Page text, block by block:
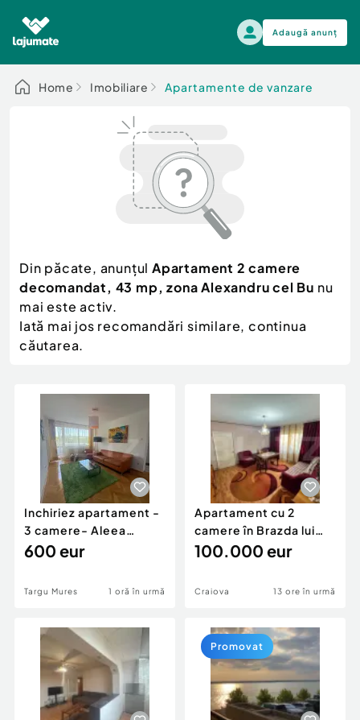
Adaugă anunț
Alege categoria
Auto, moto si ambarcatiuni
Electronice si electrocasnice
Mama si copilul
Moda si frumusete
Sport, timp liber, arta
Agro si Industrie
Animale de companie
Afaceri și echipamente profesionale
Inchiriere Bunuri si Vehicule
Auto, moto si ambarcatiuni
Scutere - ATV - UTV
Autoutilitare
Ambarcatiuni
Camioane - Rulote - Remorci
Motociclete
Piese auto si accesorii
Dacia Duster
Home Imobiliare Apartamente de vanzare
Din păcate, anunțul Apartament 2 camere
decomandat, 43 mp, zona Alexandru cel Bu nu
mai este activ.
Iată mai jos recomandări similare, continua
căutarea.
Inchiriez apartament -
3 camere- Aleea
Carpati
600 eur
Targu Mures 1 oră în urmă
Apartament cu 2
camere în Brazda lui
Novac
100.000 eur
Craiova 13 ore în urmă
Promovat